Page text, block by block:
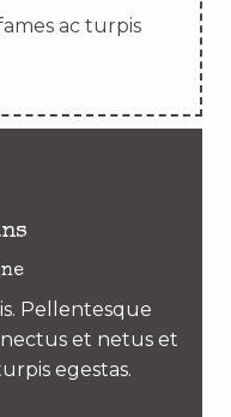
ac turpis
Pellentesque
et netus et
egestas.